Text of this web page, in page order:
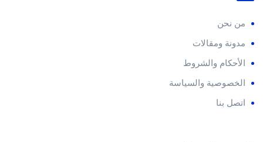
من نحن
مدونة ومقالات
الأحكام والشروط
الخصوصية والسياسة
اتصل بنا